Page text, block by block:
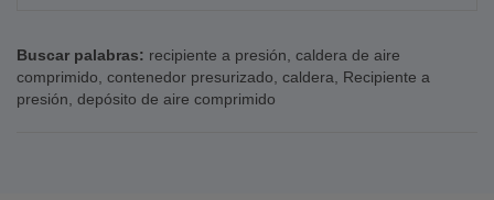
Buscar palabras: recipiente a presión, caldera de aire
comprimido, contenedor presurizado, caldera, Recipiente a
presión, depósito de aire comprimido